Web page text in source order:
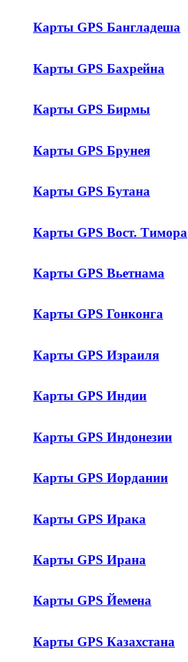
Карты GPS Бангладеша
Карты GPS Бахрейна
Карты GPS Бирмы
Карты GPS Брунея
Карты GPS Бутана
Карты GPS Вост. Тимора
Карты GPS Вьетнама
Карты GPS Гонконга
Карты GPS Израиля
Карты GPS Индии
Карты GPS Индонезии
Карты GPS Иордании
Карты GPS Ирака
Карты GPS Ирана
Карты GPS Йемена
Карты GPS Казахстана